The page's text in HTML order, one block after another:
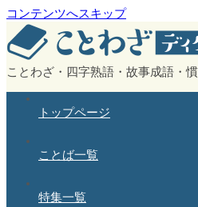
コンテンツへスキップ
ことわざ・四字熟語・故事成語・
トップページ
ことば一覧
特集一覧